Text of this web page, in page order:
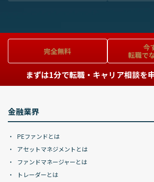
完全無料
今
転職で
まずは1分で転職・キャリア相談を
金融業界
PEファンドとは
アセットマネジメントとは
ファンドマネージャーとは
トレーダーとは